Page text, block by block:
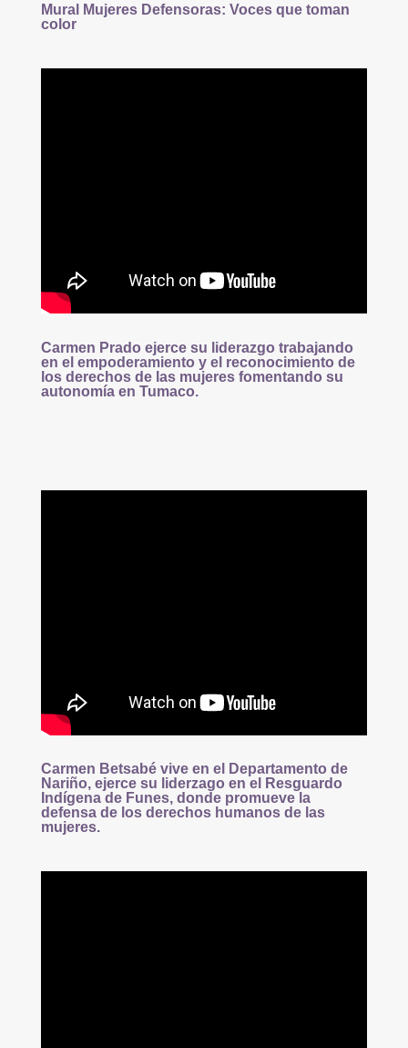
Mural Mujeres Defensoras: Voces que toman
color
Carmen Prado ejerce su liderazgo trabajando
en el empoderamiento y el reconocimiento de
los derechos de las mujeres fomentando su
autonomía en Tumaco.
Carmen Betsabé vive en el Departamento de
Nariño, ejerce su liderzago en el Resguardo
Indígena de Funes, donde promueve la
defensa de los derechos humanos de las
mujeres.